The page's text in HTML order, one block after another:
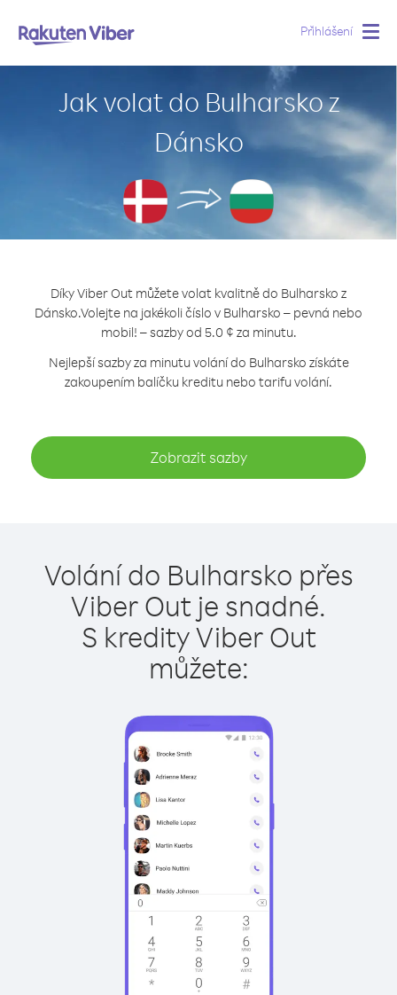
Přihlášení
Jak volat do Bulharsko z
Dánsko
Díky Viber Out můžete volat kvalitně do Bulharsko z
Dánsko.Volejte na jakékoli číslo v Bulharsko – pevná nebo
mobil! – sazby od 5.0 ¢ za minutu.
Nejlepší sazby za minutu volání do Bulharsko získáte
zakoupením balíčku kreditu nebo tarifu volání.
Zobrazit sazby
Volání do Bulharsko přes
Viber Out je snadné.
S kredity Viber Out
můžete: